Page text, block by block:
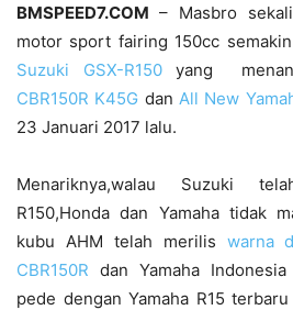
BMSPEED7.COM – Masbro
motor sport fairing 150cc
Suzuki GSX-R150yang
CBR150R K45G dan All New
23 Januari 2017 lalu.
Menariknya,walau Suzuki
R150,Honda dan Yamaha tidak
kubu AHM telah merilis warna
CBR150R dan Yamaha
pede dengan Yamaha R15